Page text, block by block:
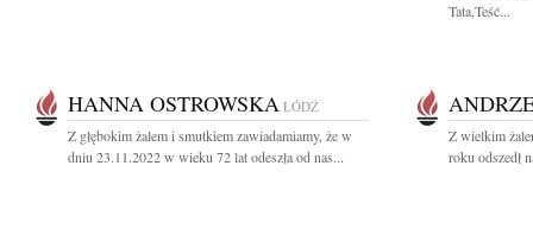
Tata,Teść...
HANNA OSTROWSKA ŁÓDŹ
Z głębokim żalem i smutkiem zawiadamiamy, że w
dniu 23.11.2022 w wieku 72 lat odeszła od nas...
Z wielkim
roku odszedł